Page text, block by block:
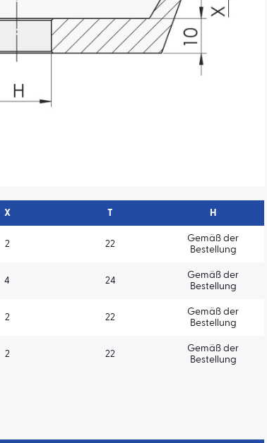
X T H
2 22
Gemäß der
Bestellung
4 24
Gemäß der
Bestellung
2 22
Gemäß der
Bestellung
2 22
Gemäß der
Bestellung